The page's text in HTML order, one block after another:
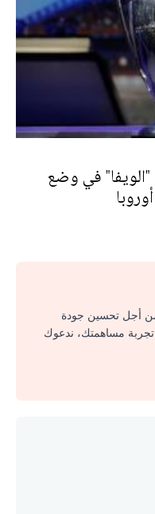
في وضع
من أجل تحسين جودة
تجربة مساهمتك، ندعوك